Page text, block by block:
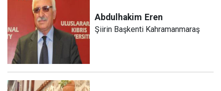
Abdulhakim Eren
Şiirin Başkenti Kahramanmaraş